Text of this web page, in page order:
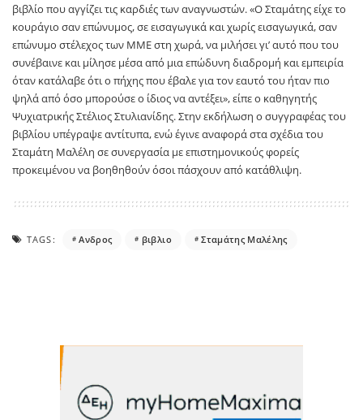
βιβλίο που αγγίζει τις καρδιές των αναγνωστών. «Ο Σταμάτης είχε το
κουράγιο σαν επώνυμος, σε εισαγωγικά και χωρίς εισαγωγικά, σαν
επώνυμο στέλεχος των ΜΜΕ στη χωρά, να μιλήσει γι’ αυτό που του
συνέβαινε και μίλησε μέσα από μια επώδυνη διαδρομή και εμπειρία
όταν κατάλαβε ότι ο πήχης που έβαλε για τον εαυτό του ήταν πιο
ψηλά από όσο μπορούσε ο ίδιος να αντέξει», είπε ο καθηγητής
Ψυχιατρικής Στέλιος Στυλιανίδης. Στην εκδήλωση ο συγγραφέας του
βιβλίου υπέγραψε αντίτυπα, ενώ έγινε αναφορά στα σχέδια του
Σταμάτη Μαλέλη σε συνεργασία με επιστημονικούς φορείς
προκειμένου να βοηθηθούν όσοι πάσχουν από κατάθλιψη.
TAGS: Ανδρος βιβλιο Σταμάτης Μαλέλης